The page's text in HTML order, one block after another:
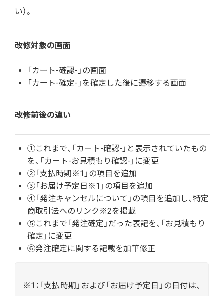
い）。
改修対象の画面
「カート-確認-」の画面
「カート-確定-」を確定した後に遷移する画面
改修前後の違い
①これまで、「カート-確認-」と表示されていたもの
を、「カート-お見積もり確認-」に変更
②「支払時期※1」の項目を追加
③「お届け予定日※1」の項目を追加
④「発注キャンセルについて」の項目を追加し、特定
商取引法へのリンク※2を掲載
⑤これまで「発注確定」だった表記を、「お見積もり
確定」に変更
⑥発注確定に関する記載を加筆修正
※1：「支払時期」および「お届け予定日」の日付は、